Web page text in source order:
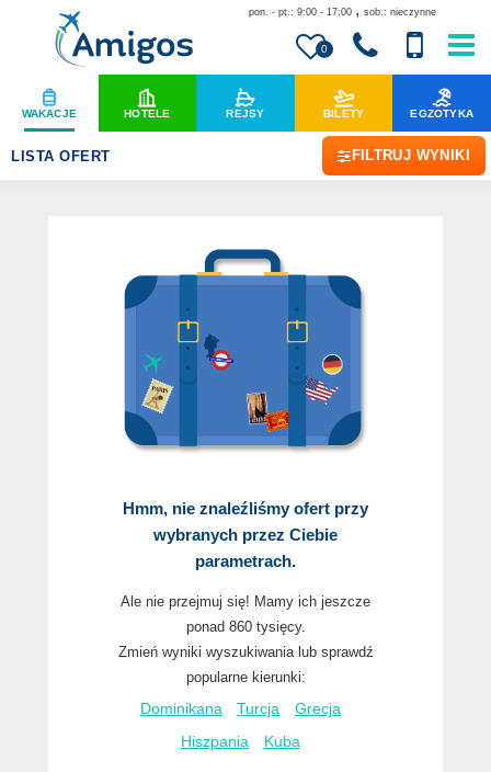
0
pon. - pt.: 9:00 - 17:00 , sob.: nieczynne
WAKACJE HOTELE REJSY BILETY EGZOTYKA
LISTA OFERT FILTRUJ WYNIKI
Hmm, nie znaleźliśmy ofert przy
wybranych przez Ciebie
parametrach.
Ale nie przejmuj się! Mamy ich jeszcze
ponad 860 tysięcy.
Zmień wyniki wyszukiwania lub sprawdź
popularne kierunki:
Dominikana
Turcja Grecja
Hiszpania Kuba